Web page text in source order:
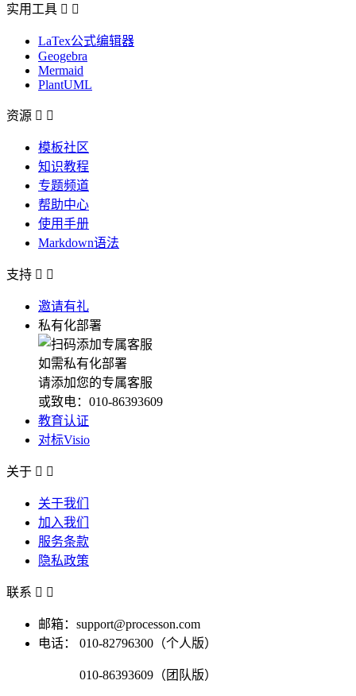
实用工具  
LaTex公式编辑器
Geogebra
Mermaid
PlantUML
资源  
模板社区
知识教程
专题频道
帮助中心
使用手册
Markdown语法
支持  
邀请有礼
私有化部署
如需私有化部署
请添加您的专属客服
或致电：010-86393609
教育认证
对标Visio
关于  
关于我们
加入我们
服务条款
隐私政策
联系  
邮箱：support@processon.com
电话：
010-82796300（个人版）
010-86393609（团队版）